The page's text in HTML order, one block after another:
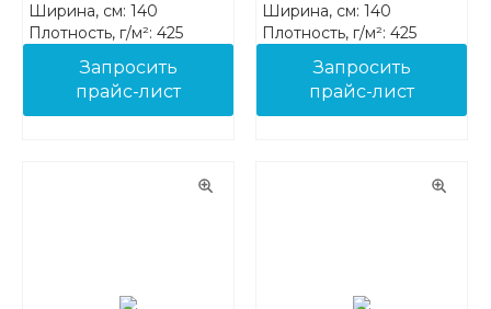
Ширина, см: 140
Плотность, г/м²: 425
Запросить
прайс-лист
Ширина, см: 140
Плотность, г/м²: 425
Запросить
прайс-лист